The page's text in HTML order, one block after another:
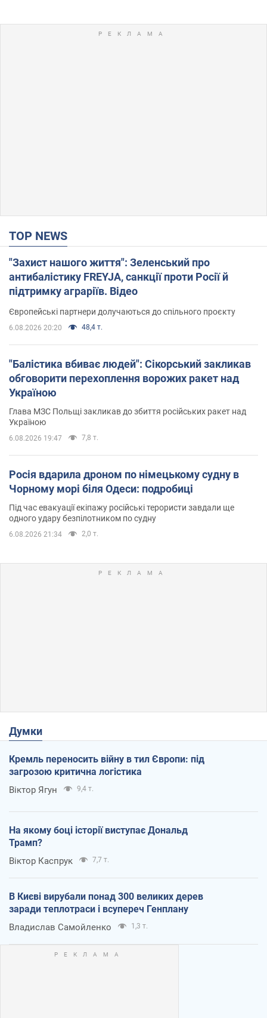
TOP NEWS
"Захист нашого життя": Зеленський про
антибалістику FREYJA, санкції проти Росії й
підтримку аграріїв. Відео
Європейські партнери долучаються до спільного проєкту
6.08.2026 20:20 48,4 т.
"Балістика вбиває людей": Сікорський закликав
обговорити перехоплення ворожих ракет над
Україною
Глава МЗС Польщі закликав до збиття російських ракет над
Україною
6.08.2026 19:47 7,8 т.
Росія вдарила дроном по німецькому судну в
Чорному морі біля Одеси: подробиці
Під час евакуації екіпажу російські терористи завдали ще
одного удару безпілотником по судну
6.08.2026 21:34 2,0 т.
Думки
Кремль переносить війну в тил Європи: під
загрозою критична логістика
Віктор Ягун 9,4 т.
На якому боці історії виступає Дональд
Трамп?
Віктор Каспрук 7,7 т.
В Києві вирубали понад 300 великих дерев
заради теплотраси і всупереч Генплану
Владислав Самойленко 1,3 т.